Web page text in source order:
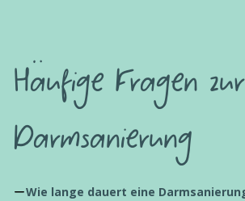
Häufige Fragen zur
Darmsanierung​
Wie lange dauert eine